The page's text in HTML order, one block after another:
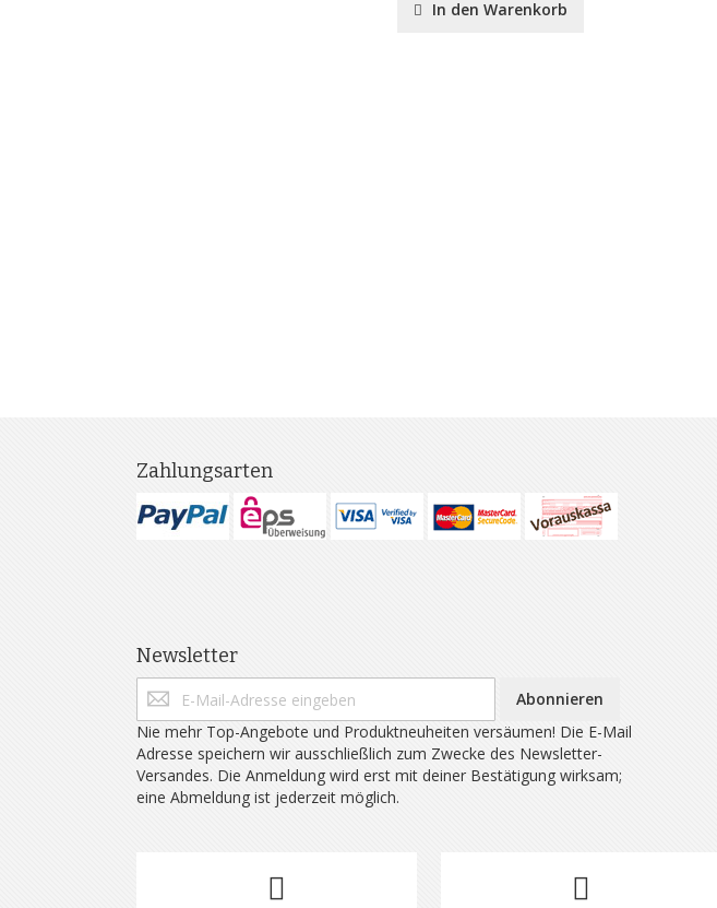
In den Warenkorb
Zahlungsarten
Newsletter
Abonnieren
Nie mehr Top-Angebote und Produktneuheiten versäumen! Die E-Mail
Adresse speichern wir ausschließlich zum Zwecke des Newsletter-
Versandes. Die Anmeldung wird erst mit deiner Bestätigung wirksam;
eine Abmeldung ist jederzeit möglich.